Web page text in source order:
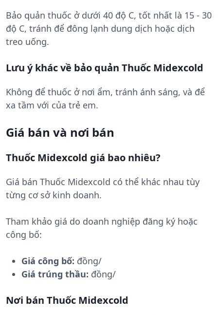
Bảo quản thuốc ở dưới 40 độ C, tốt nhất là 15 - 30
độ C, tránh để đông lạnh dung dịch hoặc dịch
treo uống.
Lưu ý khác về bảo quản Thuốc Midexcold
Không để thuốc ở nơi ẩm, tránh ánh sáng, và để
xa tầm với của trẻ em.
Giá bán và nơi bán
Thuốc Midexcold giá bao nhiêu?
Giá bán Thuốc Midexcold có thể khác nhau tùy
từng cơ sở kinh doanh.
Tham khảo giá do doanh nghiệp đăng ký hoặc
công bố:
Giá công bố: đồng/
Giá trúng thầu: đồng/
Nơi bán Thuốc Midexcold